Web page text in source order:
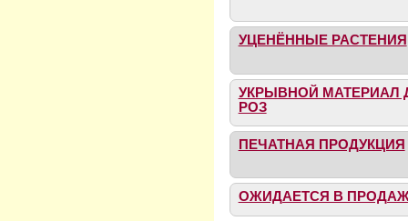
УЦЕНЁННЫЕ РАСТЕНИЯ
УКРЫВНОЙ МАТЕРИАЛ
РОЗ
ПЕЧАТНАЯ ПРОДУКЦИЯ
ОЖИДАЕТСЯ В